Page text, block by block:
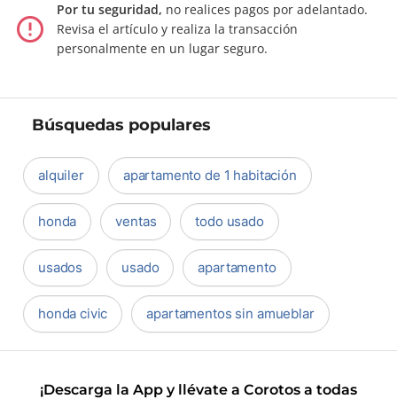
error_outline
Por tu seguridad, no realices pagos por adelantado.
Revisa el artículo y realiza la transacción
personalmente en un lugar seguro.
Búsquedas populares
alquiler apartamento de 1 habitación
honda ventas todo usado
usados usado apartamento
honda civic apartamentos sin amueblar
¡Descarga la App y llévate a Corotos a todas